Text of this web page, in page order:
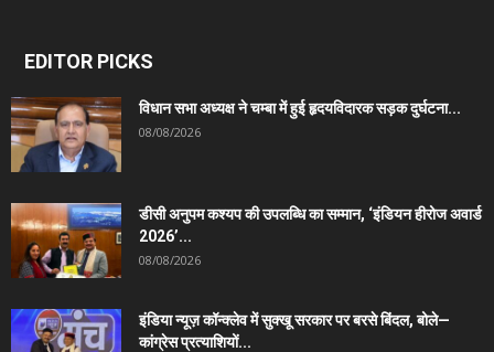
EDITOR PICKS
विधान सभा अध्यक्ष ने चम्बा में हुई हृदयविदारक सड़क दुर्घटना...
08/08/2026
डीसी अनुपम कश्यप की उपलब्धि का सम्मान, ‘इंडियन हीरोज अवार्ड
2026’...
08/08/2026
इंडिया न्यूज़ कॉन्क्लेव में सुक्खू सरकार पर बरसे बिंदल, बोले—
कांग्रेस प्रत्याशियों...